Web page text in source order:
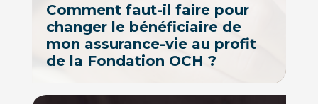
Comment faut-il faire pour
changer le bénéficiaire de
mon assurance-vie au profit
de la Fondation OCH ?